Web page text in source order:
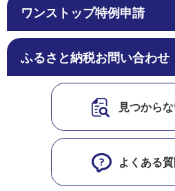
ワンストップ特例申請
ふるさと納税お問い合わせ
見つから
よくある